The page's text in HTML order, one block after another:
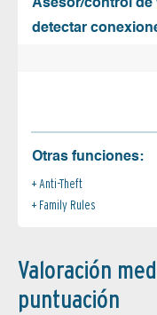
Asesor/control de
detectar
Otras funciones:
Anti-Theft
Family Rules
Valoración
puntuación